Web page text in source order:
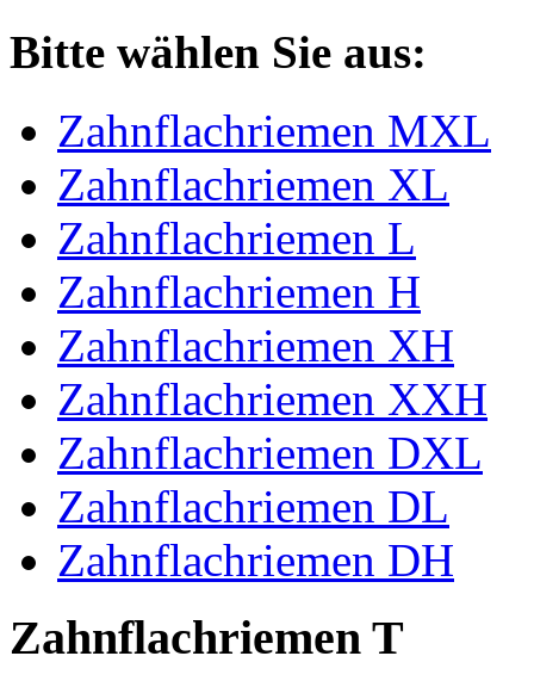
Bitte wählen Sie aus:
Zahnflachriemen MXL
Zahnflachriemen XL
Zahnflachriemen L
Zahnflachriemen H
Zahnflachriemen XH
Zahnflachriemen XXH
Zahnflachriemen DXL
Zahnflachriemen DL
Zahnflachriemen DH
Zahnflachriemen T